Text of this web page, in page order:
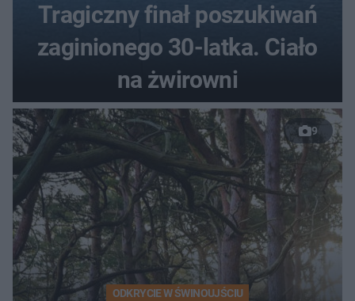
Tragiczny finał poszukiwań
zaginionego 30-latka. Ciało
na żwirowni
9
ODKRYCIE W ŚWINOUJŚCIU